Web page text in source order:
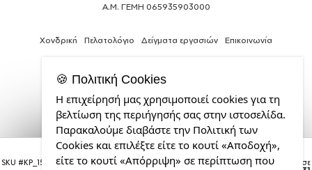
Π.Α.Ο., Κούπα Mega, κεραμική, 450ml
SKU #KP_15988_15oz Η παραγγελία σας θα παραδοθεί σε
Α.Μ. ΓΕΜΗ 065935903000
Χονδρική Πελατολόγιο Δείγματα εργασιών Επικοινωνία
Expert
Web
Development
Services
από
🍪 Πολιτική Cookies
Η επιχείρησή μας χρησιμοποιεί cookies για τη
βελτίωση της περιήγησής σας στην ιστοσελίδα.
Παρακαλούμε διαβάστε την Πολιτική των
Cookies και επιλέξτε είτε το κουτί «Αποδοχή»,
είτε το κουτί «Απόρριψη» σε περίπτωση που